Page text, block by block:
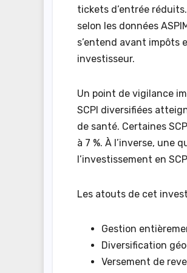
tickets d’entrée réduits.
selon les données
s’entend avant impôts
investisseur.
Un point de vigilance
SCPI diversifiées
de santé. Certaines
à 7 %. À l’inverse, une
l’investissement en
Les atouts de cet
Gestion
Diversification
Versement de